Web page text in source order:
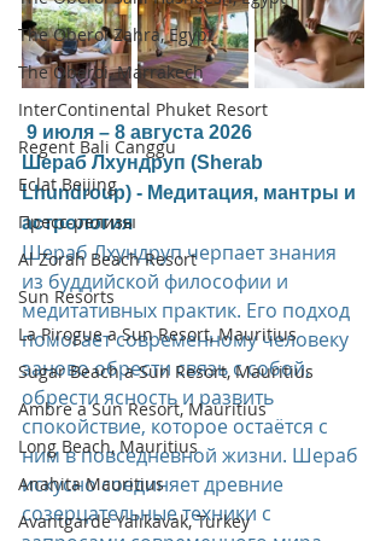
The Oberoi Zahra, Egypt
The Oberoi, Marrakech
InterContinental Phuket Resort
Regent Bali Canggu
Eclat Beijing
Пресс-релизы
Al Zorah Beach Resort
Sun Resorts
La Pirogue a Sun Resort, Mauritius
Sugar Beach a Sun Resort, Mauritius
Ambre a Sun Resort, Mauritius
Long Beach, Mauritius
Anahita Mauritius
Avantgarde Yalıkavak, Turkey
9 июля – 8 августа 2026
Шераб Лхундруп (Sherab
Lhundroup) - Медитация, мантры и
астрология
Шераб Лхундруп черпает знания
из буддийской философии и
медитативных практик. Его подход
помогает современному человеку
заново обрести связь с собой,
обрести ясность и развить
спокойствие, которое остаётся с
ним в повседневной жизни. Шераб
искусно соединяет древние
созерцательные техники с